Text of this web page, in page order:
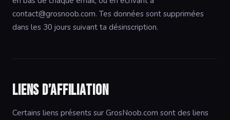
contact@grosnoob.com. Tes données sont supprimées
dans les 30 jours suivant ta désinscription.
Liens d’affiliation
Certains liens présents sur GrosNoob.com sont des liens